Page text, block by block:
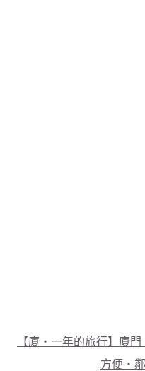
【廈‧一年的旅行】廈
方便‧